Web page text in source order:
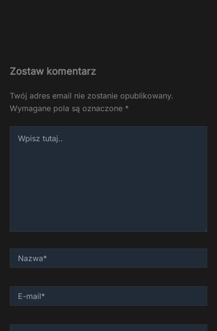
Zostaw komentarz
Twój adres email nie zostanie opublikowany.
Wymagane pola są oznaczone *
tutaj..
mail*